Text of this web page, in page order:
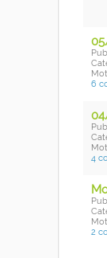
6
4
2